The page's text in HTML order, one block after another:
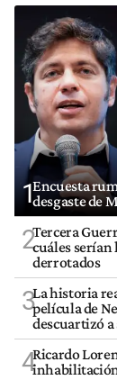
1Encuesta
desgaste de
2Tercera
cuáles
derrotados
3La historia
película de
descuartizó
4Ricardo